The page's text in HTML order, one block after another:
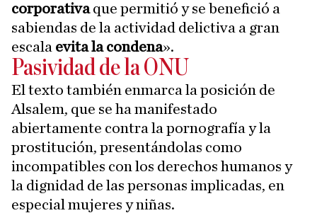
corporativaque permitió y se benefició a
sabiendas de la actividad delictiva a gran
escala evita la condena».
Pasividad de la ONU
El texto también enmarca la posición de
Alsalem, que se ha manifestado
abiertamente contra la pornografía y la
prostitución, presentándolas como
incompatibles con los derechos humanos y
la dignidad de las personas implicadas, en
especial mujeres y niñas.